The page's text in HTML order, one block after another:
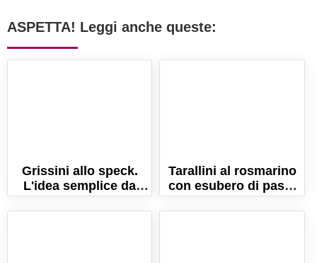
ASPETTA! Leggi anche queste:
Grissini allo speck.
L'idea semplice da
preparare anche
all'ultimo minuto!
Tarallini al rosmarino
con esubero di pasta
madre